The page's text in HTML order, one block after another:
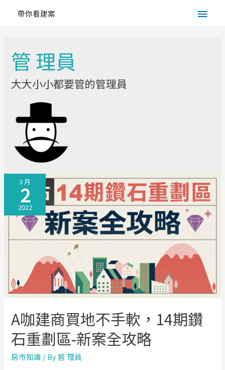
帶你看建案
Main
管 理員
大大小小都要管的管理員
3 月
2
2022
A咖建商買地不手軟，14期鑽
石重劃區-新案全攻略
房市知識 / By管 理員